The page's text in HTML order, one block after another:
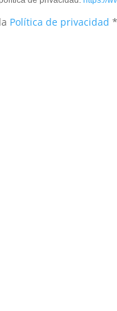
Política de privacidad*